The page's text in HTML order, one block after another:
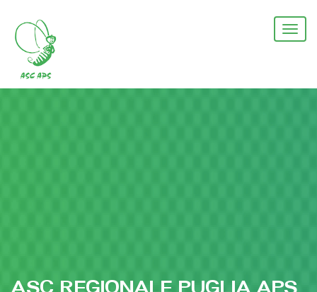
contenuto
principale
ASC REGIONALE PUGLIA APS